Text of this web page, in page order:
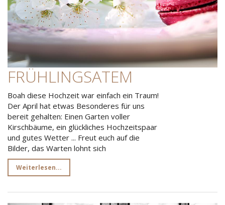
FRÜHLINGSATEM
Boah diese Hochzeit war einfach ein Traum!
Der April hat etwas Besonderes für uns
bereit gehalten: Einen Garten voller
Kirschbäume, ein glückliches Hochzeitspaar
und gutes Wetter ... Freut euch auf die
Bilder, das Warten lohnt sich
Weiterlesen...